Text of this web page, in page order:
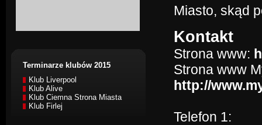
Terminarze klubów 2015
Klub Liverpool
Klub Alive
Klub Ciemna Strona Miasta
Klub Firlej
Miasto, skąd
Kontakt
Strona www:
Strona www
http://
Telefon 1: